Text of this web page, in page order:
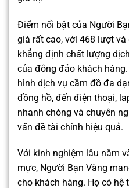
Điểm nổi bật của Người
giá rất cao, với 468 lượt
khẳng định chất lượng
của đông đảo khách
hình dịch vụ cầm đồ đa
đồng hồ, đến điện thoại,
nhanh chóng và chuyên
vấn đề tài chính hiệu quả.
Với kinh nghiệm lâu năm
mực, Người Bạn Vàng
cho khách hàng. Họ có